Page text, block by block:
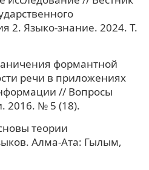
2. Языко-знание. 2024. Т.
формантной
речи в приложениях
// Вопросы
2016. № 5 (18).
теории
Алма-Ата: Гылым,